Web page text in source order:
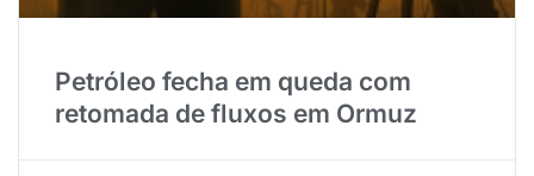
Petróleo fecha em queda com
retomada de fluxos em Ormuz